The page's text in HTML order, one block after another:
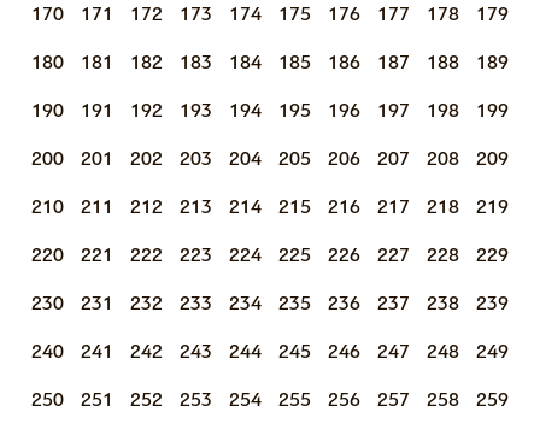
170 171 172 173 174 175 176 177 178 179
180 181 182 183 184 185 186 187 188 189
190 191 192 193 194 195 196 197 198 199
200 201 202 203 204 205 206 207 208 209
210 211 212 213 214 215 216 217 218 219
220 221 222 223 224 225 226 227 228 229
230 231 232 233 234 235 236 237 238 239
240 241 242 243 244 245 246 247 248 249
250 251 252 253 254 255 256 257 258 259